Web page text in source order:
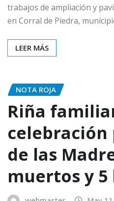
trabajos de ampliación y
en Corral de Piedra,
LEER MÁS
NOTA ROJA
Riña
celebración
de las
muertos y